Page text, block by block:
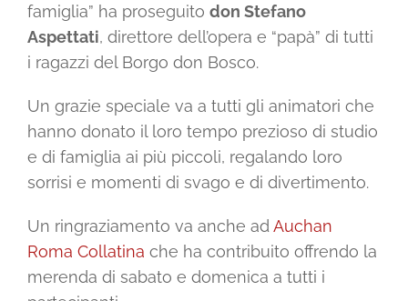
famiglia” ha proseguito don Stefano
Aspettati, direttore dell’opera e “papà” di tutti
i ragazzi del Borgo don Bosco.
Un grazie speciale va a tutti gli animatori che
hanno donato il loro tempo prezioso di studio
e di famiglia ai più piccoli, regalando loro
sorrisi e momenti di svago e di divertimento.
Un ringraziamento va anche ad Auchan
Roma Collatina che ha contribuito offrendo la
merenda di sabato e domenica a tutti i